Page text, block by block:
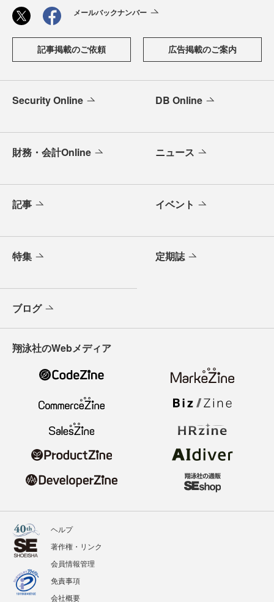
メールバックナンバー
記事掲載のご依頼 広告掲載のご案内
Security Online DB Online
財務・会計Online ニュース
記事 イベント
特集 定期誌
ブログ
翔泳社のWebメディア
ヘルプ
著作権・リンク
会員情報管理
免責事項
会社概要